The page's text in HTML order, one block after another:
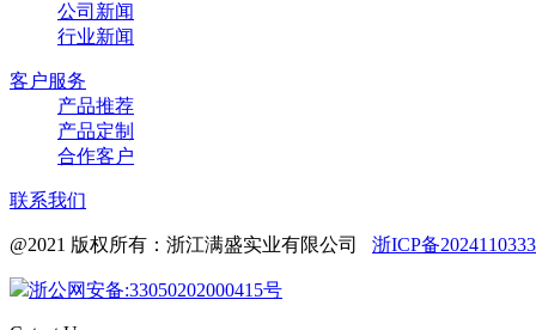
公司新闻
行业新闻
客户服务
产品推荐
产品定制
合作客户
联系我们
@2021 版权所有：浙江满盛实业有限公司 浙ICP备
浙公网安备:33050202000415号